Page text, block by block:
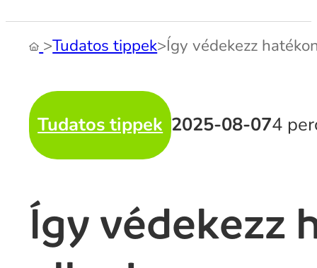
>Tudatos tippek>Így védekezz
Tudatos tippek 2025-08-074
Így védekezz